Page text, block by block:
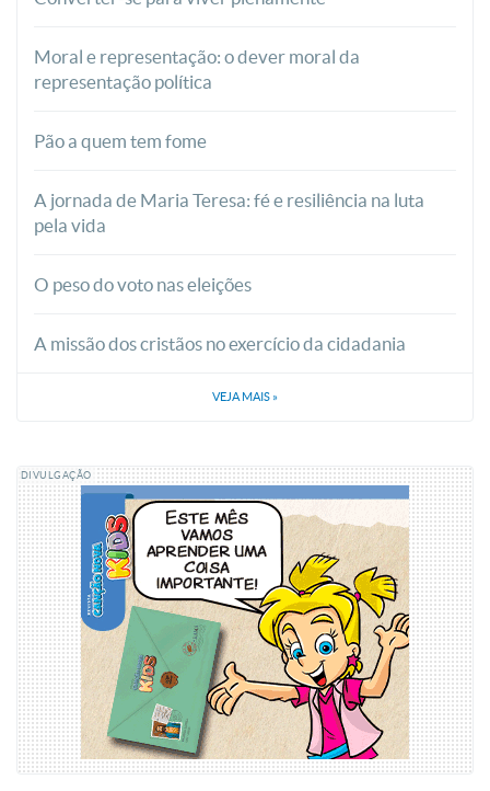
Moral e representação: o dever moral da
representação política
Pão a quem tem fome
A jornada de Maria Teresa: fé e resiliência na luta
pela vida
O peso do voto nas eleições
A missão dos cristãos no exercício da cidadania
VEJA MAIS »
DIVULGAÇÃO